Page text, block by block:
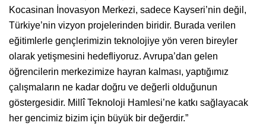
Kocasinan İnovasyon Merkezi, sadece Kayseri’nin değil,
Türkiye’nin vizyon projelerinden biridir. Burada verilen
eğitimlerle gençlerimizin teknolojiye yön veren bireyler
olarak yetişmesini hedefliyoruz. Avrupa’dan gelen
öğrencilerin merkezimize hayran kalması, yaptığımız
çalışmaların ne kadar doğru ve değerli olduğunun
göstergesidir. Millî Teknoloji Hamlesi’ne katkı sağlayacak
her gencimiz bizim için büyük bir değerdir.”